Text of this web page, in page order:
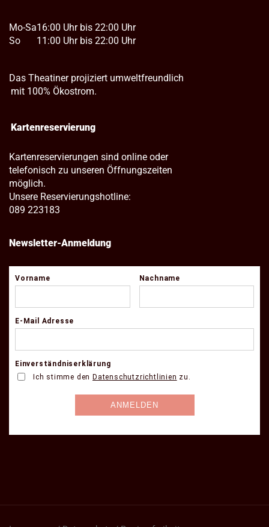
Mo-Sa
So
16:00 Uhr bis 22:00 Uhr
11:00 Uhr bis 22:00 Uhr
Das Theatiner projiziert umweltfreundlich
mit 100% Ökostrom.
Kartenreservierung
Kartenreservierungen sind online oder
telefonisch zu unseren Öffnungszeiten
möglich.
Unsere Reservierungshotline:
089 223183
Newsletter-Anmeldung